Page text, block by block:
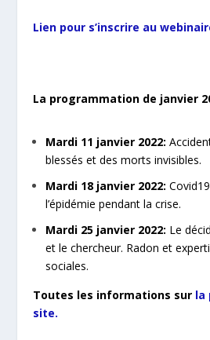
Lien pour s’inscrire au
La programmation de janvier
Mardi 11 janvier 2022:
blessés et des morts invisibles.
Mardi 18 janvier 2022:
l’épidémie pendant la crise.
Mardi 25 janvier 2022: Le
et le chercheur. Radon et
sociales.
Toutes les informations sur la
site.